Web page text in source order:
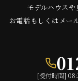
モデルハウス
お電話もしくはメー
[受付時間]